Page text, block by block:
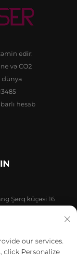
edir:
və CO2
dünya
hesab
Şərq küçəsi 16
our services.
click Personalize